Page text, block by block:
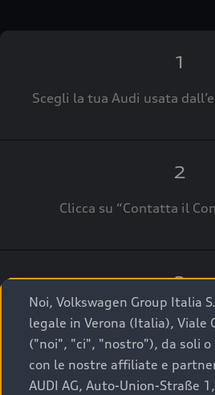
1
Scegli la tua Audi usata
2
Clicca su “Contatta il
3
A breve verrai ricontattato
Audi Center o direttamente
che ti supporterà per
Noi, Volkswagen Group Italia
legale in Verona (Italia), Viale
("noi", "ci", "nostro"), da soli o
con le nostre affiliate e
AUDI AG, Auto-Union-Straße